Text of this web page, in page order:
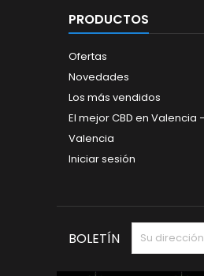
PRODUCTOS
Ofertas
Novedades
Los más vendidos
El mejor CBD en Valencia
Valencia
Iniciar sesión
BOLETÍN